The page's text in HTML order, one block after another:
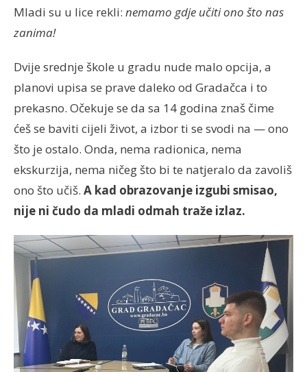
Mladi su u lice rekli: nemamo gdje učiti ono što nas
zanima!
Dvije srednje škole u gradu nude malo opcija, a
planovi upisa se prave daleko od Gradačca i to
prekasno. Očekuje se da sa 14 godina znaš čime
ćeš se baviti cijeli život, a izbor ti se svodi na — ono
što je ostalo. Onda, nema radionica, nema
ekskurzija, nema ničeg što bi te natjeralo da zavoliš
ono što učiš. A kad obrazovanje izgubi smisao,
nije ni čudo da mladi odmah traže izlaz.